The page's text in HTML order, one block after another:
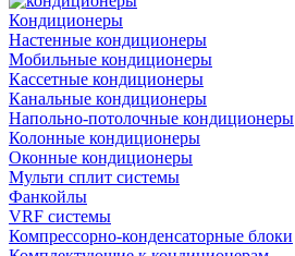
Кондиционеры
Настенные кондиционеры
Мобильные кондиционеры
Кассетные кондиционеры
Канальные кондиционеры
Напольно-потолочные кондиционеры
Колонные кондиционеры
Оконные кондиционеры
Мульти сплит системы
Фанкойлы
VRF системы
Компрессорно-конденсаторные блоки